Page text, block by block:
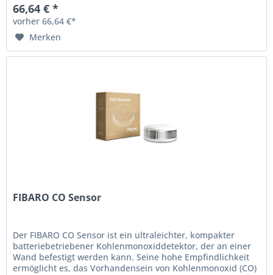
66,64 € *
vorher 66,64 €*
Merken
FIBARO CO Sensor
Der FIBARO CO Sensor ist ein ultraleichter, kompakter
batteriebetriebener Kohlenmonoxiddetektor, der an einer
Wand befestigt werden kann. Seine hohe Empfindlichkeit
ermöglicht es, das Vorhandensein von Kohlenmonoxid (CO)